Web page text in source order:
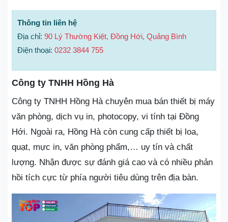
Thông tin liên hệ
Địa chỉ: 90 Lý Thường Kiệt, Đồng Hới, Quảng Bình
Điện thoại: 0232 3844 755
Công ty TNHH Hồng Hà
Công ty TNHH Hồng Hà chuyên mua bán thiết bị máy
văn phòng, dịch vụ in, photocopy, vi tính tại Đồng
Hới. Ngoài ra, Hồng Hà còn cung cấp thiết bị loa,
quạt, mực in, văn phòng phẩm,… uy tín và chất
lượng. Nhận được sự đánh giá cao và có nhiều phản
hồi tích cực từ phía người tiêu dùng trên địa bàn.